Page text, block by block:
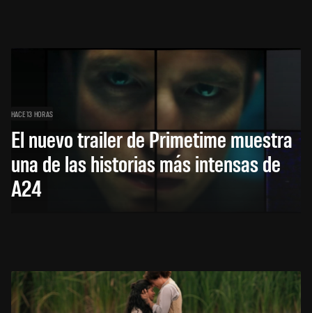
HACE 13 HORAS
El nuevo trailer de Primetime muestra
una de las historias más intensas de
A24